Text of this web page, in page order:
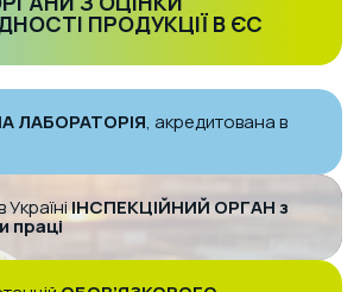
ПРОДУКЦІЇ В ЄС
ЛАБОРАТОРІЯ, акредитована в
ІНСПЕКЦІЙНИЙ ОРГАН з
праці